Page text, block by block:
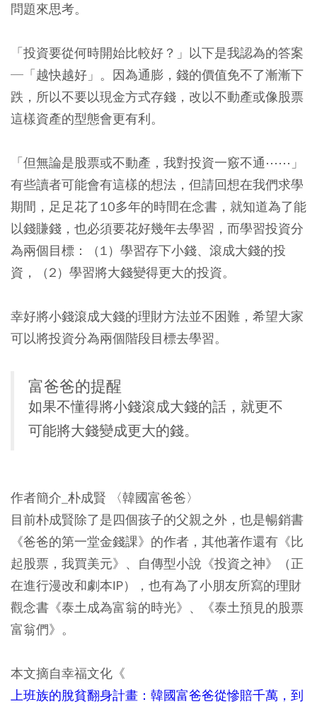
問題來思考。
「投資要從何時開始比較好？」以下是我認為的答案
─「越快越好」。 因為通膨，錢的價值免不了漸漸下
跌，所以不要以現金方式存錢，改以不動產或像股票
這樣資產的型態會更有利。
「但無論是股票或不動產，我對投資一竅不通⋯⋯」
有些讀者可能會有這樣的想法，但請回想在我們求學
期間，足足花了10多年的時間在念書，就知道為了能
以錢賺錢，也必須要花好幾年去學習，而學習投資分
為兩個目標：（1）學習存下小錢、滾成大錢的投
資，（2）學習將大錢變得更大的投資。
幸好將小錢滾成大錢的理財方法並不困難，希望大家
可以將投資分為兩個階段目標去學習。
富爸爸的提醒
如果不懂得將小錢滾成大錢的話，就更不
可能將大錢變成更大的錢。
作者簡介_朴成賢 〈韓國富爸爸〉
目前朴成賢除了是四個孩子的父親之外，也是暢銷書
《爸爸的第一堂金錢課》的作者，其他著作還有《比
起股票，我買美元》、自傳型小說《投資之神》（正
在進行漫改和劇本IP），也有為了小朋友所寫的理財
觀念書《泰土成為富翁的時光》、《泰土預見的股票
富翁們》。
本文摘自幸福文化《
上班族的脫貧翻身計畫：韓國富爸爸從慘賠千萬，到